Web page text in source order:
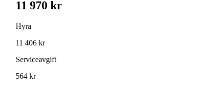
11 970 kr
Hyra
11 406 kr
Serviceavgift
564 kr